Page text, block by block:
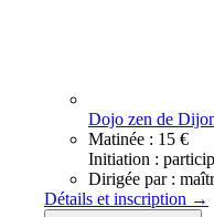
Dojo zen de
Matinée : 15 €
Initiation :
Dirigée par :
Détails et inscription →